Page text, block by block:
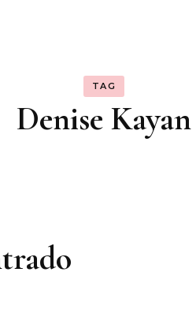
TAG
Denise Kayan